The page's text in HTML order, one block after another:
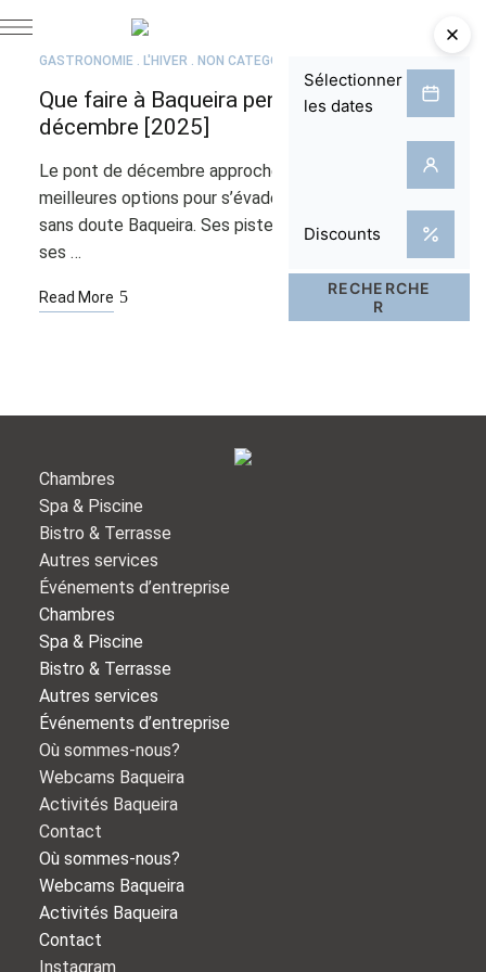
21
GASTRONOMIE L'HIVER NON CATÉGORISÉ
Que faire à Baqueira pendant le pont de
décembre [2025]
Le pont de décembre approche, et l’une des
meilleures options pour s’évader du quotidien est
sans doute Baqueira. Ses pistes de ski enneigées et
ses …
Read More
Chambres
Spa & Piscine
Bistro & Terrasse
Autres services
Événements d’entreprise
Chambres
Spa & Piscine
Bistro & Terrasse
Autres services
Événements d’entreprise
Où sommes-nous?
Webcams Baqueira
Activités Baqueira
Contact
Où sommes-nous?
Webcams Baqueira
Activités Baqueira
Contact
Instagram